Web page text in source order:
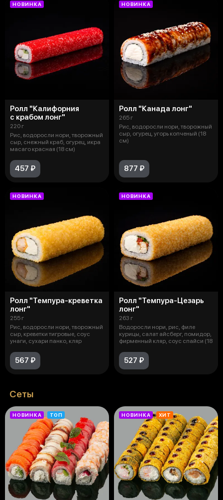
НОВИНКА
Ролл "Калифорния
с крабом лонг"
220 г
Рис, водоросли нори, творожный
сыр, снежный краб, огурец, икра
масаго красная (18 см)
457 ₽
НОВИНКА
Ролл "Канада лонг"
265 г
Рис, водоросли нори, творожный
сыр, огурец, угорь копченый (18
см)
877 ₽
НОВИНКА
Ролл "Темпура-креветка
лонг"
255 г
Рис, водоросли нори, творожный
сыр, креветки тигровые, соус
унаги, сухари панко, кляр
567 ₽
НОВИНКА
Ролл "Темпура-Цезарь
лонг"
263 г
Водоросли нори, рис, филе
курицы, салат айсберг, помидор,
фирменный кляр, соус спайси (18
527 ₽
Сеты
НОВИНКА ТОП НОВИНКА ХИТ